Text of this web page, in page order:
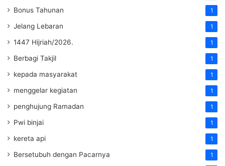
Bonus Tahunan 1
Jelang Lebaran 1
1447 Hijriah/2026. 1
Berbagi Takjil 1
kepada masyarakat 1
menggelar kegiatan 1
penghujung Ramadan 1
Pwi binjai 1
kereta api 1
Bersetubuh dengan Pacarnya 1